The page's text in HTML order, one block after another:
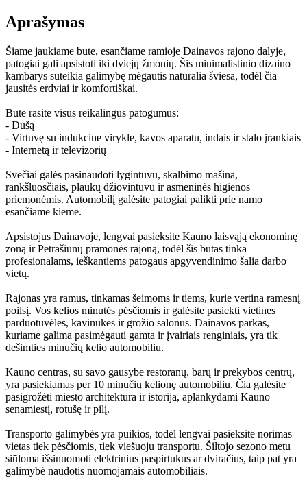
Aprašymas
Šiame jaukiame bute, esančiame ramioje Dainavos rajono dalyje,
patogiai gali apsistoti iki dviejų žmonių. Šis minimalistinio dizaino
kambarys suteikia galimybę mėgautis natūralia šviesa, todėl čia
jausitės erdviai ir komfortiškai.
Bute rasite visus reikalingus patogumus:
- Dušą
- Virtuvę su indukcine virykle, kavos aparatu, indais ir stalo įrankiais
- Internetą ir televizorių
Svečiai galės pasinaudoti lygintuvu, skalbimo mašina,
rankšluosčiais, plaukų džiovintuvu ir asmeninės higienos
priemonėmis. Automobilį galėsite patogiai palikti prie namo
esančiame kieme.
Apsistojus Dainavoje, lengvai pasieksite Kauno laisvąją ekonominę
zoną ir Petrašiūnų pramonės rajoną, todėl šis butas tinka
profesionalams, ieškantiems patogaus apgyvendinimo šalia darbo
vietų.
Rajonas yra ramus, tinkamas šeimoms ir tiems, kurie vertina ramesnį
poilsį. Vos kelios minutės pėsčiomis ir galėsite pasiekti vietines
parduotuvėles, kavinukes ir grožio salonus. Dainavos parkas,
kuriame galima pasimėgauti gamta ir įvairiais renginiais, yra tik
dešimties minučių kelio automobiliu.
Kauno centras, su savo gausybe restoranų, barų ir prekybos centrų,
yra pasiekiamas per 10 minučių kelionę automobiliu. Čia galėsite
pasigrožėti miesto architektūra ir istorija, aplankydami Kauno
senamiestį, rotušę ir pilį.
Transporto galimybės yra puikios, todėl lengvai pasieksite norimas
vietas tiek pėsčiomis, tiek viešuoju transportu. Šiltojo sezono metu
siūloma išsinuomoti elektrinius paspirtukus ar dviračius, taip pat yra
galimybė naudotis nuomojamais automobiliais.